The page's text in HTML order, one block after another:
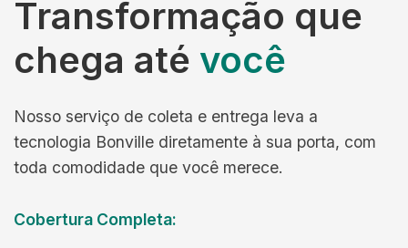
Transformação que
chega até você
Nosso serviço de coleta e entrega leva a
tecnologia Bonville diretamente à sua porta, com
toda comodidade que você merece.
Cobertura Completa: